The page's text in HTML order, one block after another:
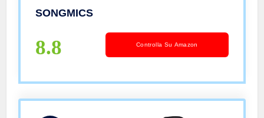
Meccanismo di Inclinazione, Nero e
SONGMICS
8.8 Controlla Su Amazon